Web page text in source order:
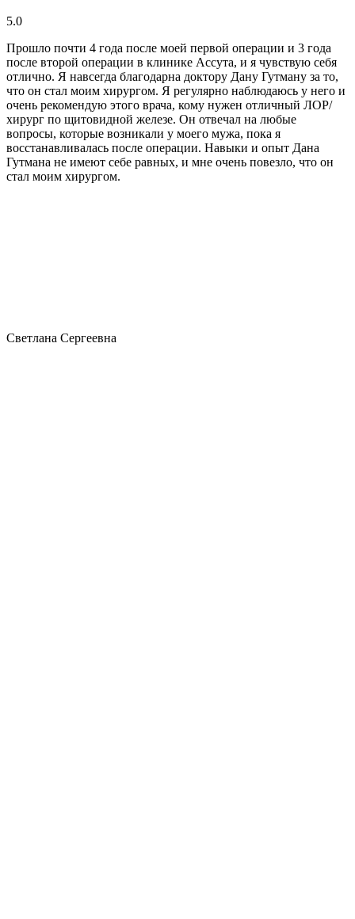
5.0
Прошло почти 4 года после моей первой операции и 3 года
после второй операции в клинике Ассута, и я чувствую себя
отлично. Я навсегда благодарна доктору Дану Гутману за то,
что он стал моим хирургом. Я регулярно наблюдаюсь у него и
очень рекомендую этого врача, кому нужен отличный ЛОР/
хирург по щитовидной железе. Он отвечал на любые
вопросы, которые возникали у моего мужа, пока я
восстанавливалась после операции. Навыки и опыт Дана
Гутмана не имеют себе равных, и мне очень повезло, что он
стал моим хирургом.
Светлана Сергеевна